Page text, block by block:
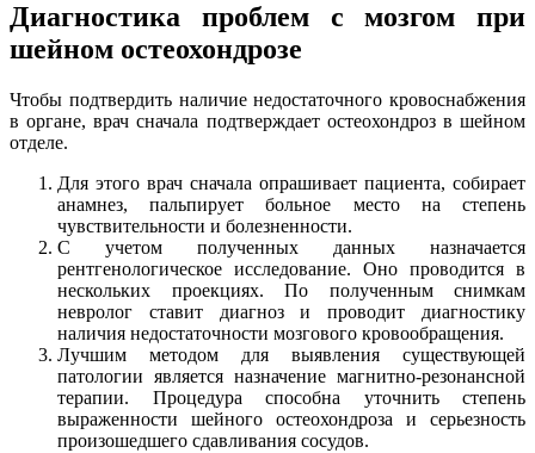
Диагностика проблем с мозгом при
шейном остеохондрозе
Чтобы подтвердить наличие недостаточного кровоснабжения
в органе, врач сначала подтверждает остеохондроз в шейном
отделе.
Для этого врач сначала опрашивает пациента, собирает
анамнез, пальпирует больное место на степень
чувствительности и болезненности.
С учетом полученных данных назначается
рентгенологическое исследование. Оно проводится в
нескольких проекциях. По полученным снимкам
невролог ставит диагноз и проводит диагностику
наличия недостаточности мозгового кровообращения.
Лучшим методом для выявления существующей
патологии является назначение магнитно-резонансной
терапии. Процедура способна уточнить степень
выраженности шейного остеохондроза и серьезность
произошедшего сдавливания сосудов.